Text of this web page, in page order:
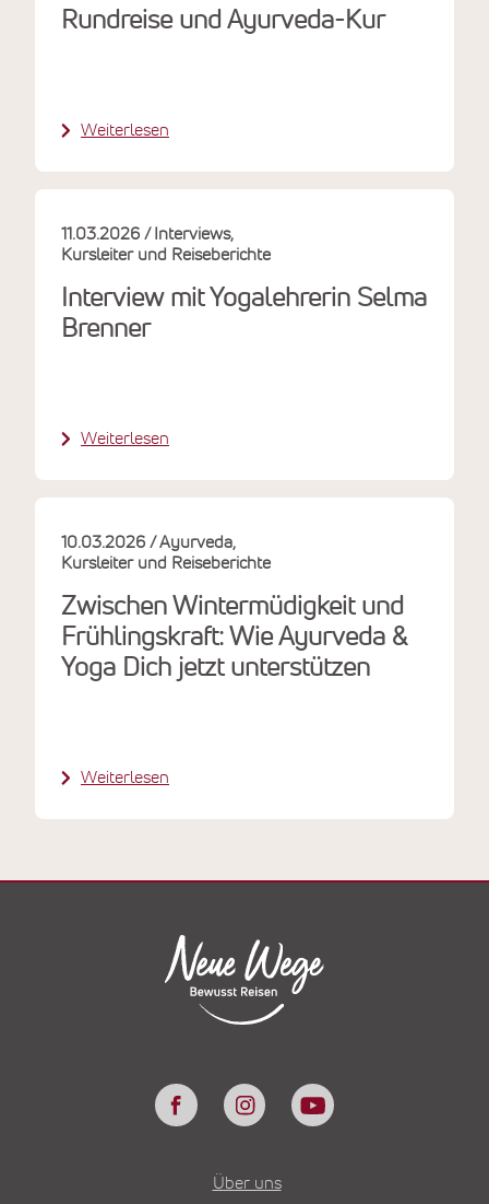
Rundreise und Ayurveda-Kur
Weiterlesen
Interview mit Yogalehrerin Selma
Brenner
11.03.2026
Interviews
Kursleiter und Reiseberichte
Weiterlesen
Zwischen Wintermüdigkeit und
Frühlingskraft: Wie Ayurveda &
Yoga Dich jetzt unterstützen
10.03.2026
Ayurveda
Kursleiter und Reiseberichte
Weiterlesen
Über uns